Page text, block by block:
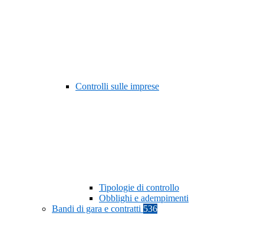
Controlli sulle imprese
Tipologie di controllo
Obblighi e adempimenti
Bandi di gara e contratti 536